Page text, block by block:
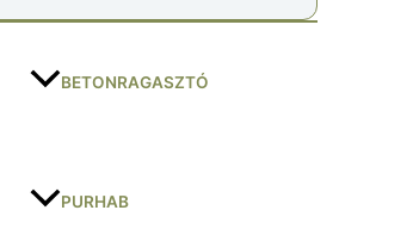
BETONRAGASZTÓ
PURHAB